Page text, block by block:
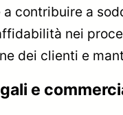
contribuire a
nei
dei clienti e
e